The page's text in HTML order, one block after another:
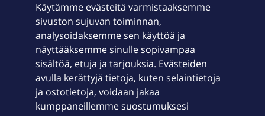
Laitteet & liittymät
Palvelut
Käytämme evästeitä varmistaaksemme
sivuston sujuvan toiminnan,
analysoidaksemme sen käyttöä ja
näyttääksemme sinulle sopivampaa
sisältöä, etuja ja tarjouksia. Evästeiden
avulla kerättyjä tietoja, kuten selaintietoja
ja ostotietoja, voidaan jakaa
kumppaneillemme suostumuksesi